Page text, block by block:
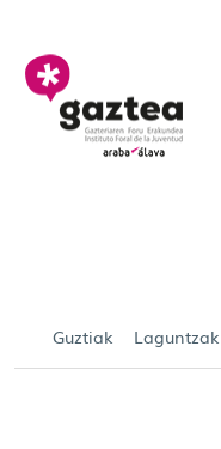
Eduki nagusira joan
Guztiak Laguntzak